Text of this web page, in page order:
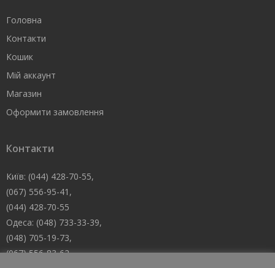
Головна
Контакти
Кошик
Мій аккаунт
Магазин
Оформити замовлення
Контакти
Київ: (044) 428-70-55,
(067) 556-95-41,
(044) 428-70-55
Одеса: (048) 733-33-39,
(048) 705-19-73,
(067) 556-83-62